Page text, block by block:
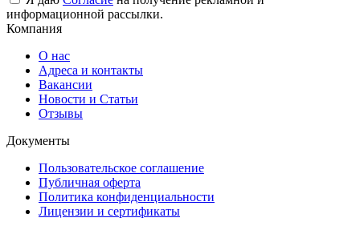
информационной рассылки.
Компания
О нас
Адреса и контакты
Вакансии
Новости и Статьи
Отзывы
Документы
Пользовательское соглашение
Публичная оферта
Политика конфиденциальности
Лицензии и сертификаты